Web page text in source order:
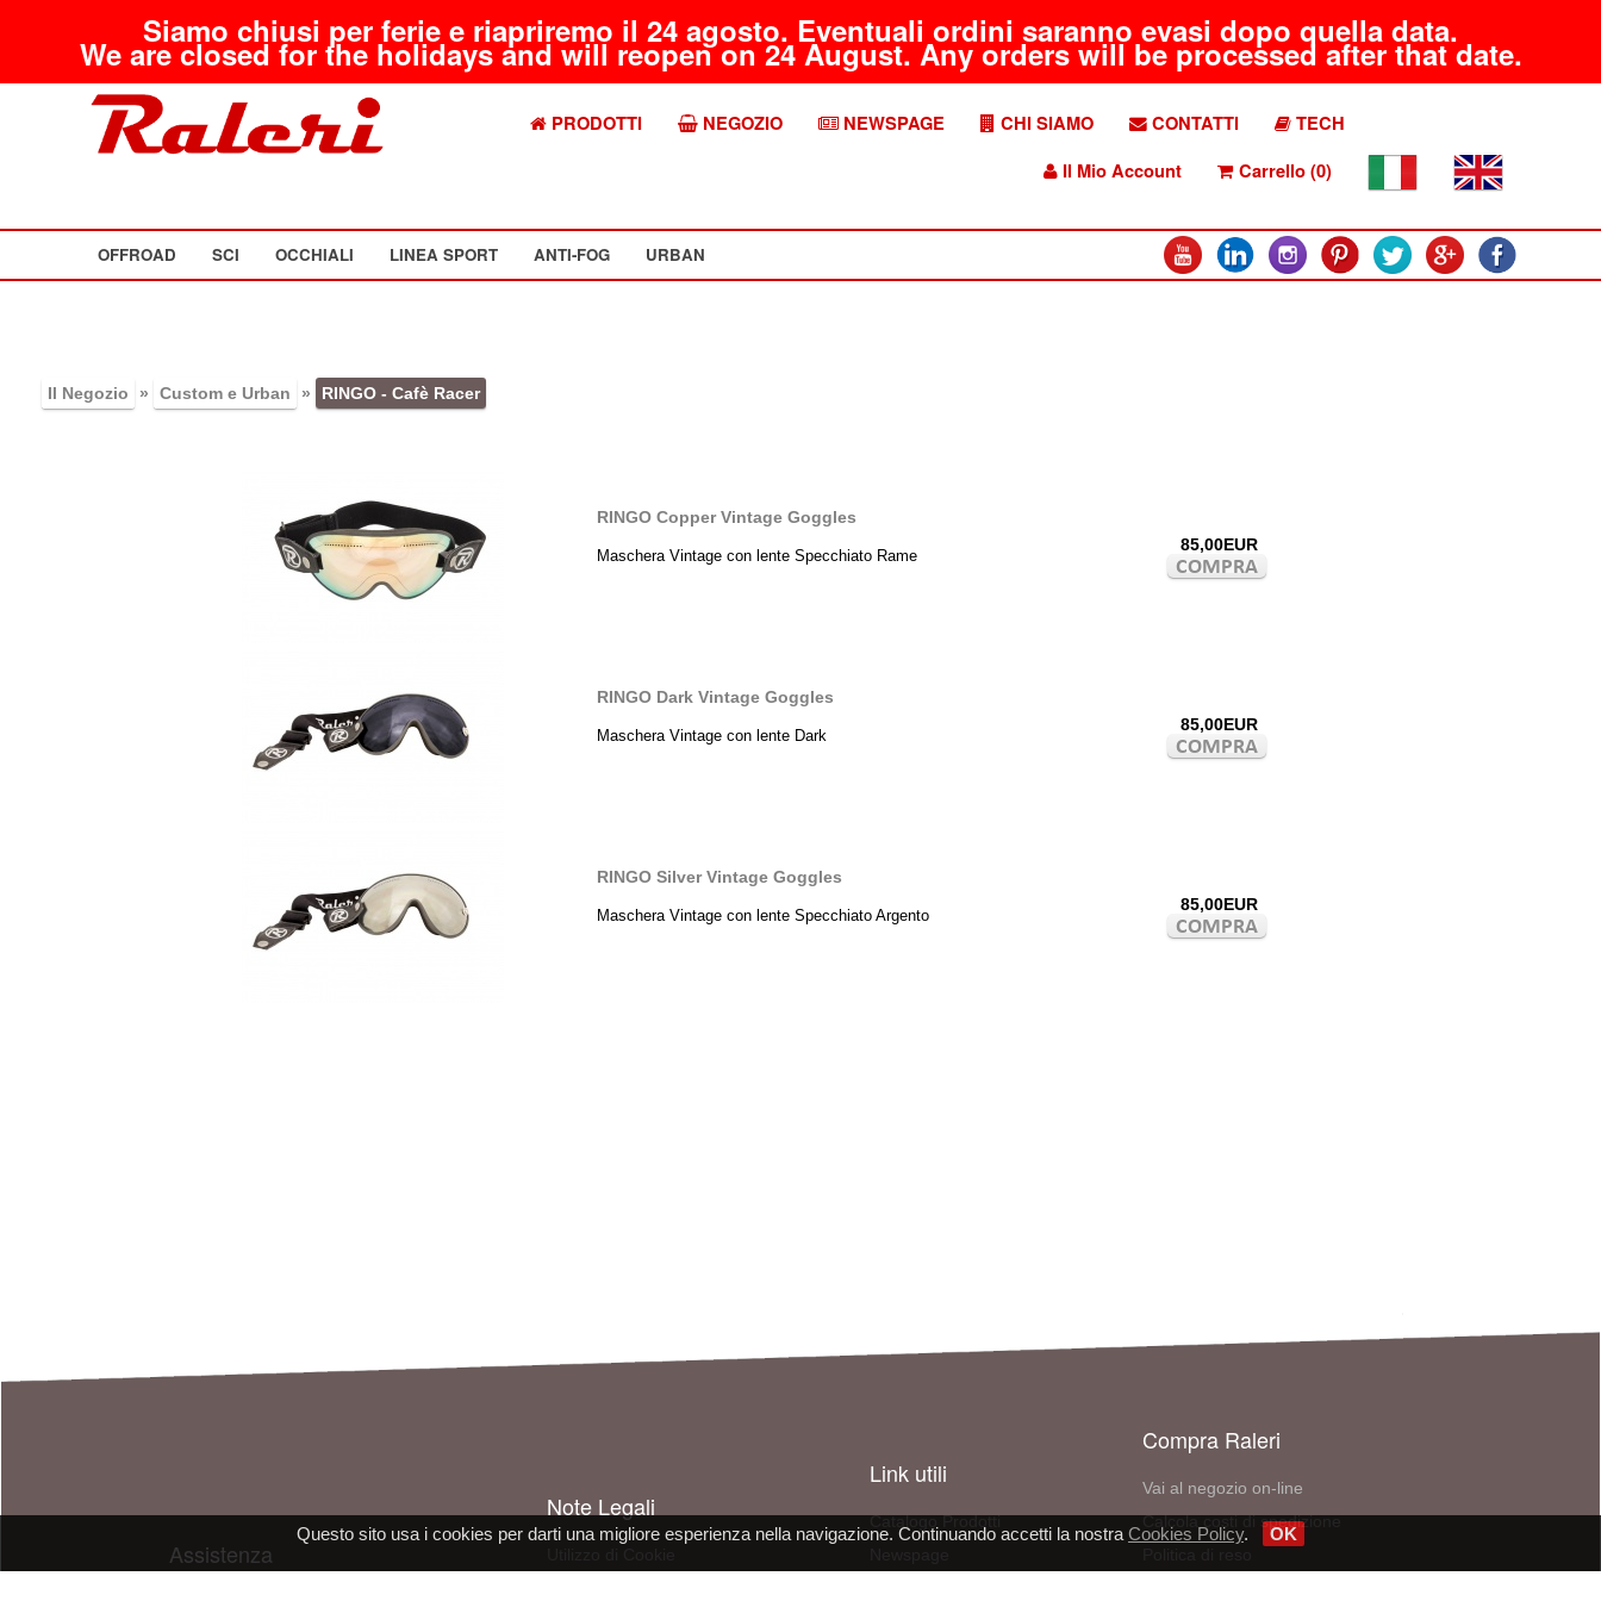
Siamo chiusi per ferie e riapriremo il 24 agosto. Eventuali ordini saranno evasi dopo quella data.
We are closed for the holidays and will reopen on 24 August. Any orders will be processed after that date.
PRODOTTI NEGOZIO NEWSPAGE CHI SIAMO CONTATTI
TECH
Il Mio Account
Carrello (0)
OFFROAD SCI OCCHIALI LINEA SPORT ANTI-FOG URBAN
Il Negozio » Custom e Urban » RINGO - Cafè Racer
RINGO Copper Vintage Goggles
Maschera Vintage con lente Specchiato Rame
85,00EUR
RINGO Dark Vintage Goggles
Maschera Vintage con lente Dark
85,00EUR
RINGO Silver Vintage Goggles
Maschera Vintage con lente Specchiato Argento
85,00EUR
Questo sito usa i cookies per darti una migliore esperienza nella navigazione. Continuando accetti la nostra Cookies Policy. OK
Assistenza
Note Legali
Link utili
Catalogo Prodotti
Compra Raleri
Vai al negozio on-line
Calcola costi di spedizione